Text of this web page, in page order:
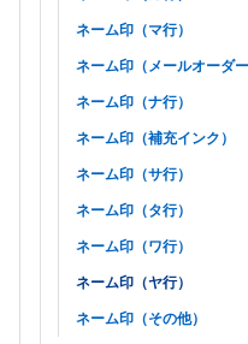
ネーム印（マ行）
ネーム印（メールオーダー
ネーム印（ナ行）
ネーム印（補充インク）
ネーム印（サ行）
ネーム印（タ行）
ネーム印（ワ行）
ネーム印（ヤ行）
ネーム印（その他）